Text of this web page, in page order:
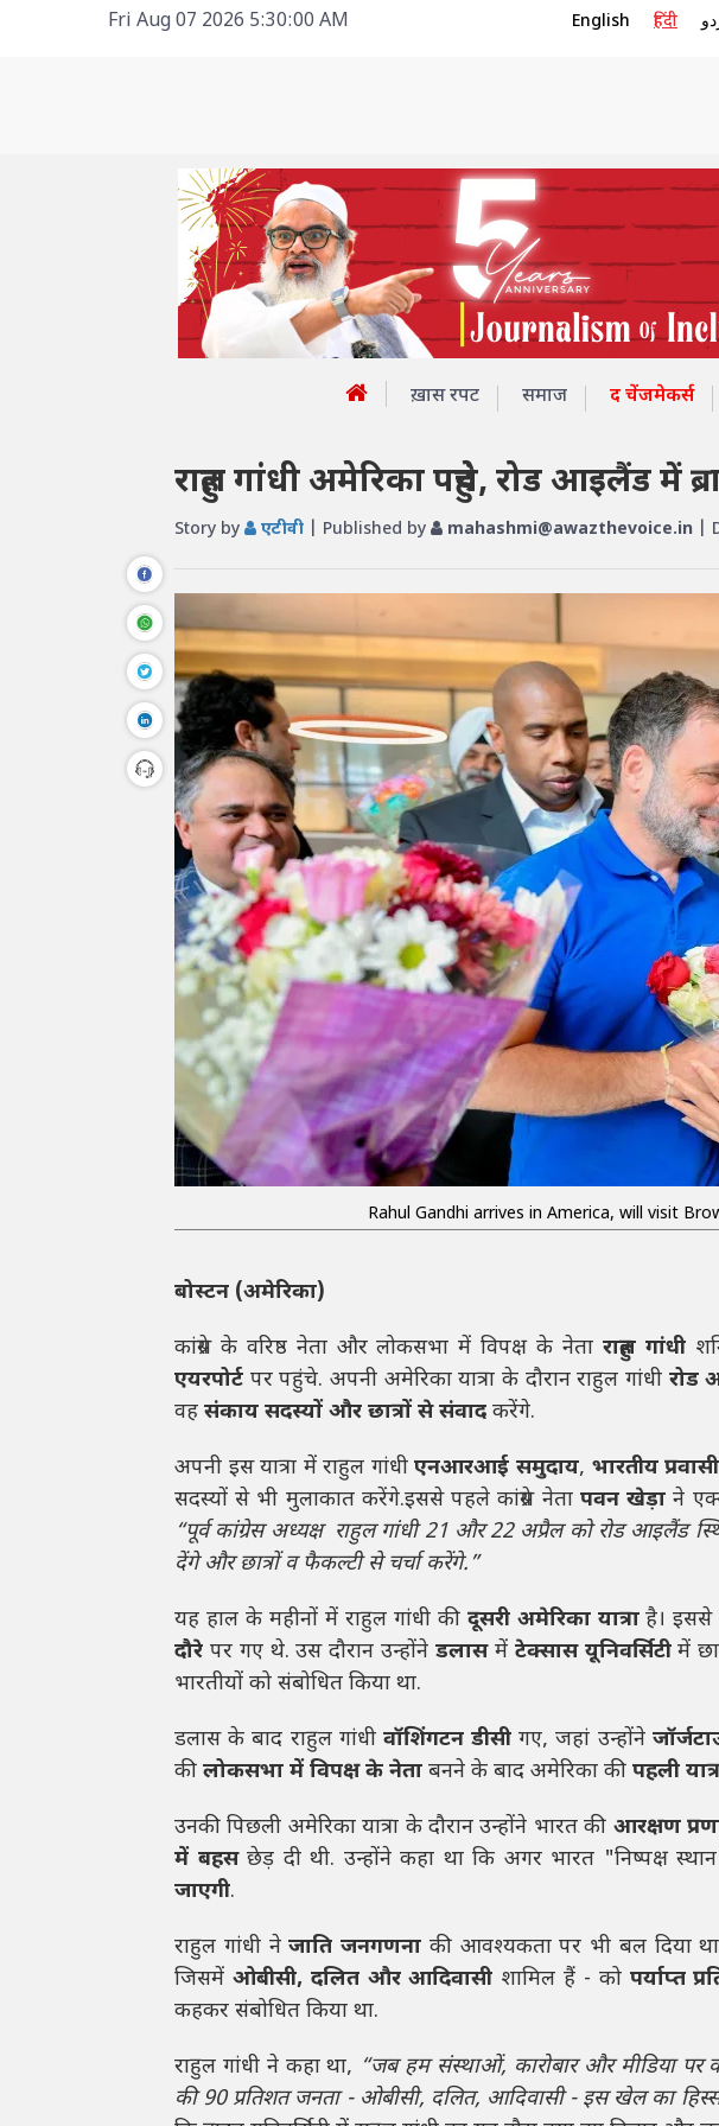
Fri Aug 07 2026 5:30:00 AM English हिंदी
ख़ास रपट समाज द चेंजमेकर्स
राहुल गांधी अमेरिका पहुंचे, रोड आइलैंड में
Story by एटीवी | Published by mahashmi@awazthevoice.in |
Rahul Gandhi arrives in America, will visit
बोस्टन (अमेरिका)
कांग्रेस के वरिष्ठ नेता और लोकसभा में विपक्ष के नेता राहुल गांधी
एयरपोर्ट पर पहुंचे. अपनी अमेरिका यात्रा के दौरान राहुल गांधी रोड
वह संकाय सदस्यों और छात्रों से संवाद करेंगे.
अपनी इस यात्रा में राहुल गांधीएनआरआई समुदाय, भारतीय
सदस्यों से भी मुलाकात करेंगे.इससे पहले कांग्रेस नेता पवन खेड़ा ने
“पूर्व कांग्रेस अध्यक्ष राहुल गांधी 21 और 22 अप्रैल को रोड आइलैंड
देंगे और छात्रों व फैकल्टी से चर्चा करेंगे.”
यह हाल के महीनों में राहुल गांधी की दूसरी अमेरिका यात्राहै।
दौरे पर गए थे. उस दौरान उन्होंने डलासमें टेक्सास यूनिवर्सिटीमें
भारतीयों को संबोधित किया था.
डलास के बाद राहुल गांधी वॉशिंगटन डीसी गए, जहां उन्होंने
की लोकसभा में विपक्ष के नेता बनने के बाद अमेरिका की पहली
उनकी पिछली अमेरिका यात्रा के दौरान उन्होंने भारत की आरक्षण
में बहसछेड़ दी थी. उन्होंने कहा था कि अगर भारत "निष्पक्ष
जाएगी.
राहुल गांधी नेजाति जनगणना की आवश्यकता पर भी बल दिया
जिसमें ओबीसी, दलित और आदिवासी शामिल हैं - को पर्याप्त
कहकर संबोधित किया था.
राहुल गांधी ने कहा था, “जब हम संस्थाओं, कारोबार और मीडिया
की 90 प्रतिशत जनता - ओबीसी, दलित, आदिवासी - इस खेल का